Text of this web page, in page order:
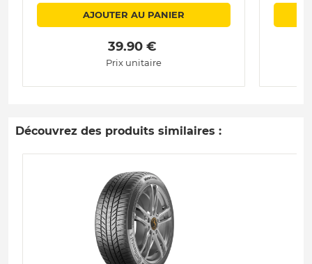
AJOUTER AU PANIER
39.90 €
Prix unitaire
Découvrez des produits similaires :